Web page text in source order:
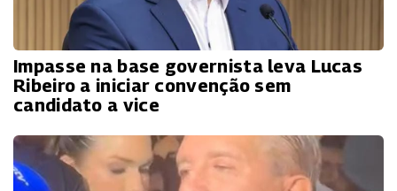
Impasse na base governista leva Lucas
Ribeiro a iniciar convenção sem
candidato a vice